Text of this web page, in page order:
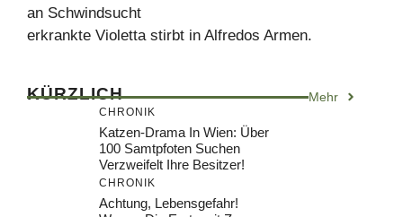
an Schwindsucht
erkrankte Violetta stirbt in Alfredos Armen.
KÜRZLICH Mehr
CHRONIK
Katzen-Drama In Wien: Über
100 Samtpfoten Suchen
Verzweifelt Ihre Besitzer!
CHRONIK
Achtung, Lebensgefahr!